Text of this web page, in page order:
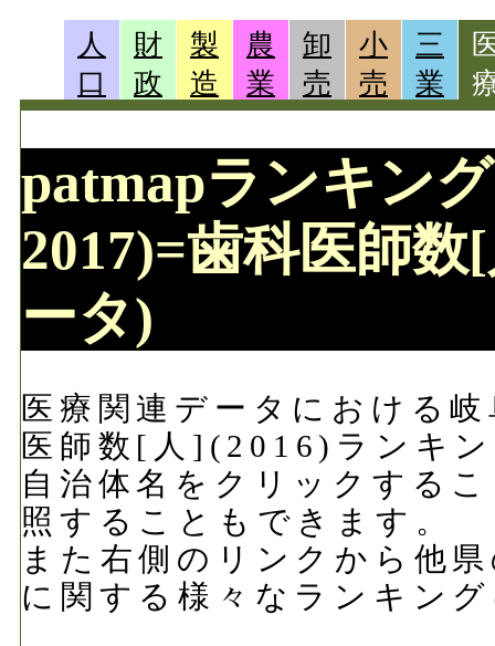
人
口
財
政
製
造
農
業
卸
売
小
売
三
業
patmapランキン
2017)=歯科医師
ータ)
医療関連データにおける
医師数[人](2016)ランキ
自治体名をクリックする
照することもできます。
また右側のリンクから他
に関する様々なランキン